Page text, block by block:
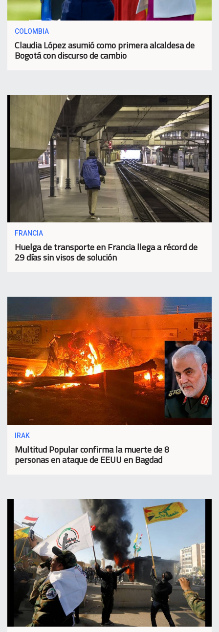
COLOMBIA
Claudia López asumió como primera alcaldesa de
Bogotá con discurso de cambio
FRANCIA
Huelga de transporte en Francia llega a récord de
29 días sin visos de solución
IRAK
Multitud Popular confirma la muerte de 8
personas en ataque de EEUU en Bagdad